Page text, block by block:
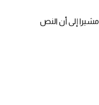
الماضي، مشيرا إلى أن النص